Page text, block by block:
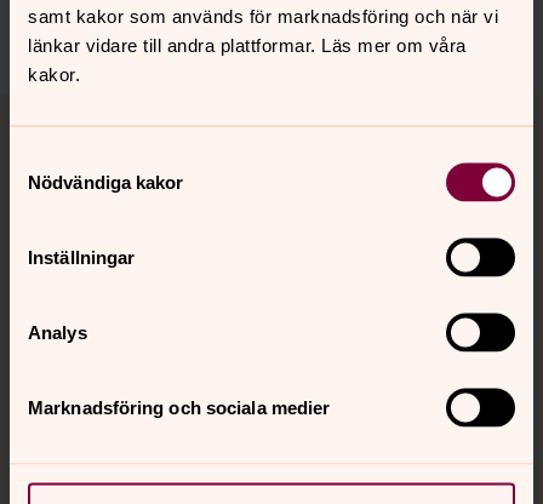
samt kakor som används för marknadsföring och när vi
länkar vidare till andra plattformar. Läs mer om våra
kakor.
Nödvändiga kakor
Inställningar
Analys
Marknadsföring och sociala medier
Dela
Kalender
Hitta snabbt